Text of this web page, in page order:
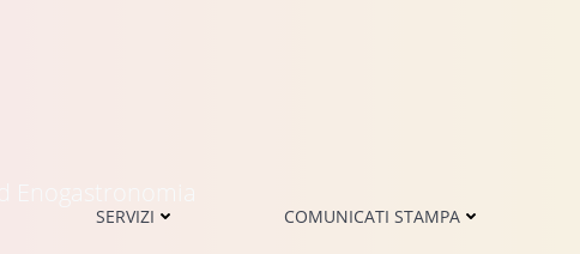
SERVIZI COMUNICATI STAMPA